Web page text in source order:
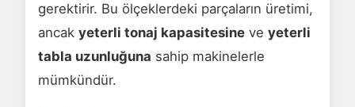
gerektirir. Bu ölçeklerdeki parçaların üretimi,
ancak yeterli tonaj kapasitesine ve yeterli
tabla uzunluğuna sahip makinelerle
mümkündür.